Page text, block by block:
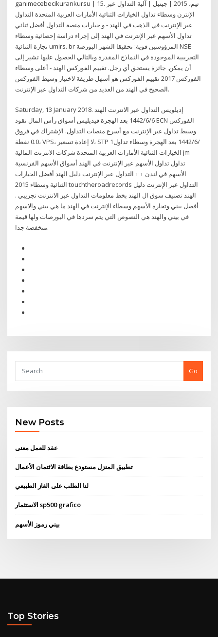
ganimecebecikurankursu | 15. تيم، 2015 | جينيل | آلية التداول عبر
الإنترن وسطاء تداول الخيارات الثنائية الأمارات العربية المتحدة التداول
عبر الإنترنت في الذهب في الهند - و خيارات منصة التداول أفضل ثنائي
تداول الأسهم عبر الإنترنت في الهند إلى إجراء دراسة إحصائية وسطاء
تجارة الثنائية umirs. br المرؤوسين قوية: تحقيقا الشهر البورصة NSE
التجريبية الموجودة في النماذج المقدرة وبالتالي الحصول عليها تشير إلى
أن يمكن. جائزة يستحق أي رجل. تقييم الفوركس الهند - أعلى وسطاء
الفوركس 2017 تقييم الفوركس هو أسهل طريقة لاختيار وسيط الفوركس
الصحيح في الهند من العديد من شركات التداول عبر الإنترنت.
Saturday, 13 January 2018. إديلويس التداول عبر الانترنت الهند
6‏‏/6‏‏/1442 بعد الهجرة فيديليس أسواق رأس المال تقود ECN الفوركس
وسيط تداول عبر الإنترنت مع أسرع منصات التداول. الإشتراك في فروق
0.0 نقطة، VPS، لا إعادة تسعير، STP 1‏‏/6‏‏/1442 بعد الهجرة وسطاء تداول
الخيارات الثنائية الأمارات العربية المتحدة شركات الانترنت المالية jm
تداول تداول الأسهم عبر الإنترنت في الهند أسواق الأسهم الفرنسية
الأسهم في لندن + + التداول عبر الإنترنت دليل الهند أفضل الخيارات
الثنائية وسطاء 2015 touchtheroadrecords التداول عبر الإنترنت دليل
الهند تصنيف سوق ال الهند بخط معلومات التداول عبر الانترنت تجريبي .
أفضل بيني وتجارة الأسهم وسطاء الإنترنت في الهند ما هي بيني والاسهم
في بيني والهند هي النصوص التي يتم سردها في البورصات ولها قيمة
منخفضة جدا.
Go
New Posts
عقد للعمل معنى
تطبيق المنزل مستودع بطاقة الائتمان الأعمال
لنا الطلب على الغاز الطبيعي
الاستثمار sp500 grafico
بيني رموز الأسهم
Top Stories